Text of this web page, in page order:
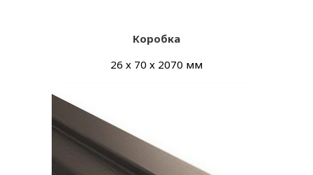
Коробка
26 х 70 х 2070 мм